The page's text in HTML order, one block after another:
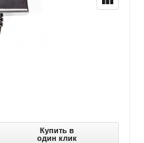
Купить в
один клик